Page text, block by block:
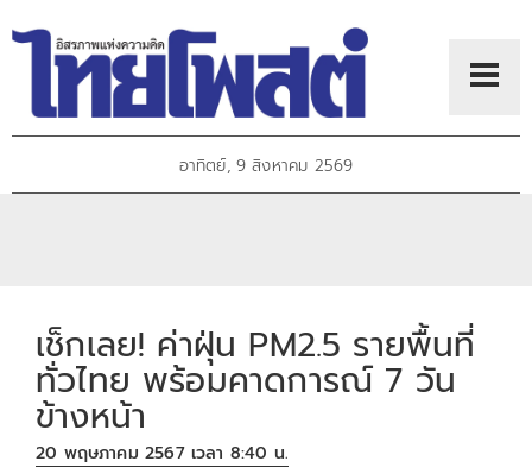
อาทิตย์, 9 สิงหาคม 2569
เช็กเลย! ค่าฝุ่น PM2.5 รายพื้นที่
ทั่วไทย พร้อมคาดการณ์ 7 วัน
ข้างหน้า
20 พฤษภาคม 2567 เวลา 8:40 น.